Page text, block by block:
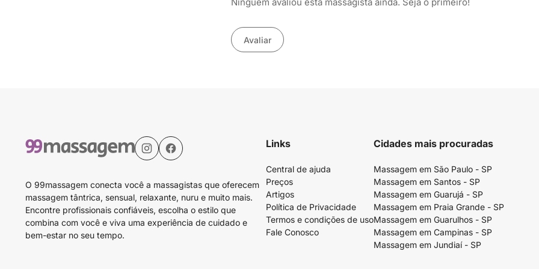
Avaliar
O 99massagem conecta você a massagistas que oferecem
massagem tântrica, sensual, relaxante, nuru e muito mais.
Encontre profissionais confiáveis, escolha o estilo que
combina com você e viva uma experiência de cuidado e
bem-estar no seu tempo.
Links
Central de ajuda
Preços
Artigos
Política de Privacidade
Termos e condições de uso
Fale Conosco
Cidades mais procuradas
Massagem em São Paulo - SP
Massagem em Santos - SP
Massagem em Guarujá - SP
Massagem em Praia Grande - SP
Massagem em Guarulhos - SP
Massagem em Campinas - SP
Massagem em Jundiaí - SP